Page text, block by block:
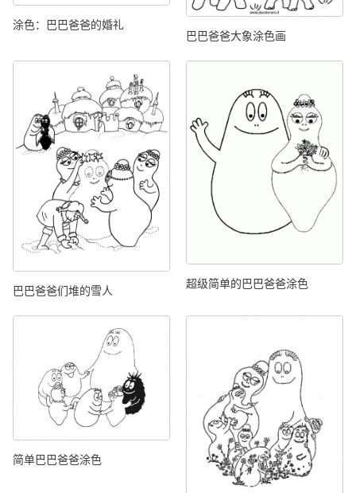
涂色：巴巴爸爸的婚礼
巴巴爸爸大象涂色画
巴巴爸爸们堆的雪人
超级简单的巴巴爸爸涂色
简单巴巴爸爸涂色